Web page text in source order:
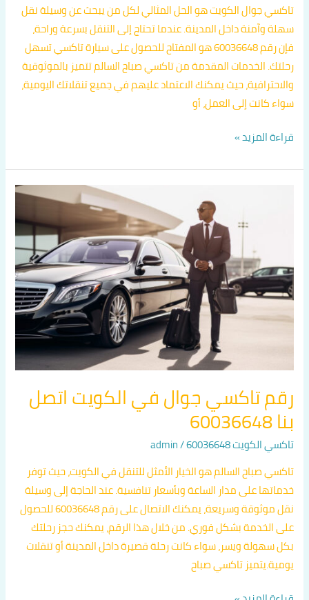
تاكسي جوال الكويت هو الحل المثالي لكل من يبحث عن وسيلة نقل
سهلة وآمنة داخل المدينة. عندما تحتاج إلى التنقل بسرعة وراحة،
فإن رقم 60036648 هو المفتاح للحصول على سيارة تاكسي تسهل
رحلتك. الخدمات المقدمة من تاكسي صباح السالم تتميز بالموثوقية
والاحترافية، حيث يمكنك الاعتماد عليهم في جميع تنقلاتك اليومية،
سواء كانت إلى العمل، أو
قراءة المزيد »
رقم تاكسي جوال في الكويت اتصل
بنا 60036648
تاكسي الكويت 60036648 /
admin
تاكسي صباح السالم هو الخيار الأمثل للتنقل في الكويت، حيث توفر
خدماتها على مدار الساعة وبأسعار تنافسية. عند الحاجة إلى وسيلة
نقل موثوقة وسريعة، يمكنك الاتصال على رقم 60036648 للحصول
على الخدمة بشكل فوري. من خلال هذا الرقم، يمكنك حجز رحلتك
بكل سهولة ويسر، سواء كانت رحلة قصيرة داخل المدينة أو تنقلات
يومية.يتميز تاكسي صباح
الكويت
اتصل
بنا
60036648